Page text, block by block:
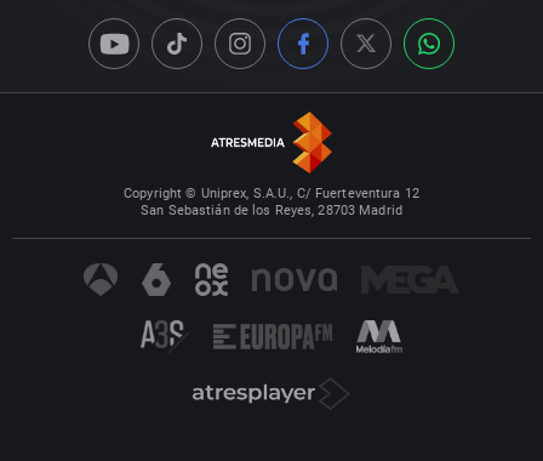
Copyright © Uniprex, S.A.U., C/ Fuerteventura 12
San Sebastián de los Reyes, 28703 Madrid